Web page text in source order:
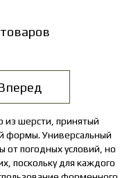
из шерсти, принятый
формы. Универсальный
от погодных условий, но
поскольку для каждого